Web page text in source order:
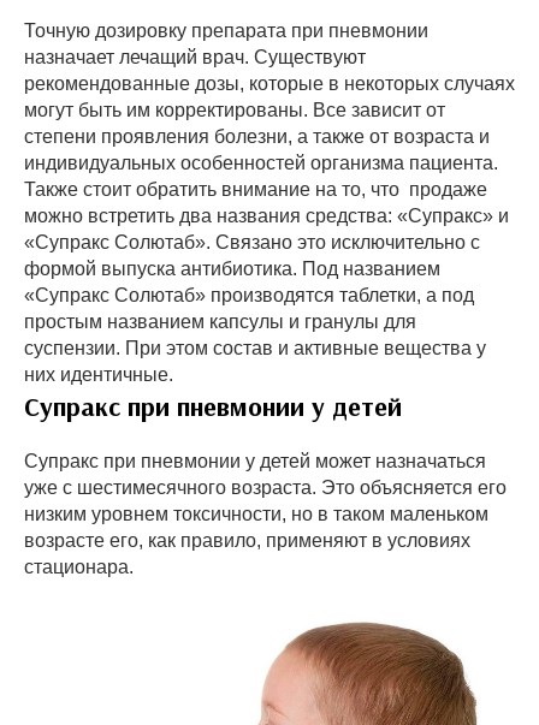
Точную дозировку препарата при пневмонии
назначает лечащий врач. Существуют
рекомендованные дозы, которые в некоторых случаях
могут быть им корректированы. Все зависит от
степени проявления болезни, а также от возраста и
индивидуальных особенностей организма пациента.
Также стоит обратить внимание на то, что продаже
можно встретить два названия средства: «Супракс» и
«Супракс Солютаб». Связано это исключительно с
формой выпуска антибиотика. Под названием
«Супракс Солютаб» производятся таблетки, а под
простым названием капсулы и гранулы для
суспензии. При этом состав и активные вещества у
них идентичные.
Супракс при пневмонии у детей
Супракс при пневмонии у детей может назначаться
уже с шестимесячного возраста. Это объясняется его
низким уровнем токсичности, но в таком маленьком
возрасте его, как правило, применяют в условиях
стационара.